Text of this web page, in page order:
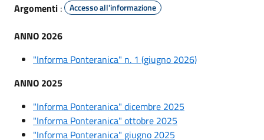
Argomenti : Accesso all'informazione
ANNO 2026
"Informa Ponteranica" n. 1 (giugno 2026)
ANNO 2025
"Informa Ponteranica" dicembre 2025
"Informa Ponteranica" ottobre 2025
"Informa Ponteranica" giugno 2025